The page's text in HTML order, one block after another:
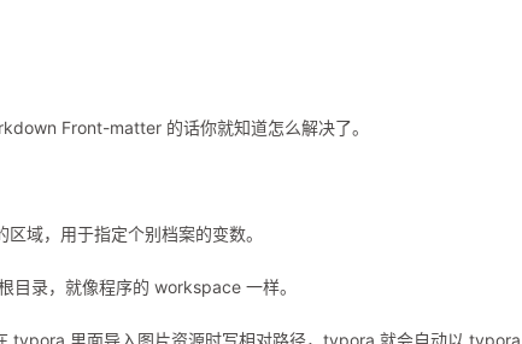
Front-matter 的话你就知道怎么解决了。
区域，用于指定个别档案的变数。
录，就像程序的 workspace 一样。
typora 里面导入图片资源时写相对路径，typora 就会自动以